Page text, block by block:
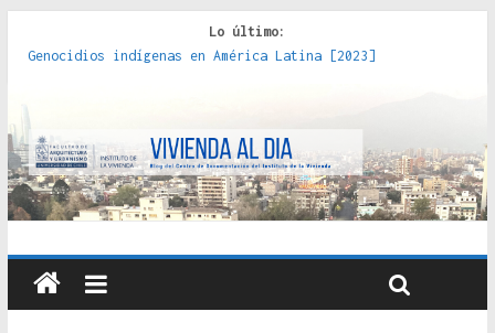
Lo último:
Genocidios indígenas en América Latina [2023]
políticas, prácticas y representaciones [2022]
crítica de las fronteras latinoamericanas [2020]
Criterios técnicos para una vivienda adecuada [2019]
Red de consultorios de la Caja del Seguro Obrero en
Santiago : un patrimonio emblemático [2014]